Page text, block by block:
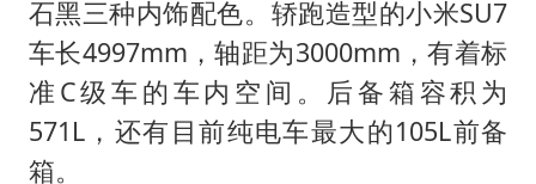
石黑三种内饰配色。轿跑造型的小米SU7
车长4997mm，轴距为3000mm，有着标
准C级车的车内空间。后备箱容积为
571L，还有目前纯电车最大的105L前备
箱。